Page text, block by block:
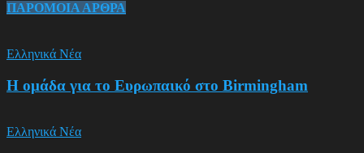
ΠΑΡΟΜΟΙΑ ΑΡΘΡΑ
Ελληνικά Νέα
Η ομάδα για το Ευρωπαικό στο Birmingham
Ελληνικά Νέα